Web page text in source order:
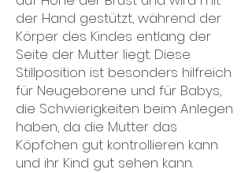
der Hand gestützt, während der
Körper des Kindes entlang der
Seite der Mutter liegt. Diese
Stillposition ist besonders hilfreich
für Neugeborene und für Babys,
die Schwierigkeiten beim Anlegen
haben, da die Mutter das
Köpfchen gut kontrollieren kann
und ihr Kind gut sehen kann.